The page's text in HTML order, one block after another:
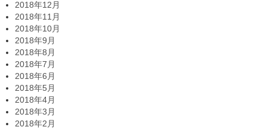
2018年12月
2018年11月
2018年10月
2018年9月
2018年8月
2018年7月
2018年6月
2018年5月
2018年4月
2018年3月
2018年2月